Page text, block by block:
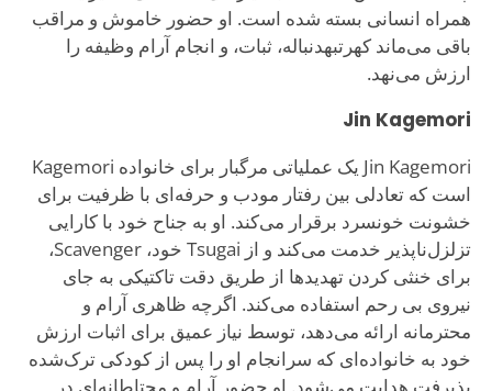
همراه انسانی بسته شده است. او حضور خاموش و مراقب
باقی می‌ماند کهرتبهدنباله، ثبات، و انجام آرام وظیفه را
ارزش می‌نهد.
Jin Kagemori
Jin Kagemori یک عملیاتی مرگبار برای خانواده Kagemori
است که تعادلی بین رفتار مودب و حرفه‌ای با ظرفیت برای
خشونت خونسرد برقرار می‌کند. او به جناح خود با کارایی
تزلزل‌ناپذیر خدمت می‌کند و از Tsugai خود، Scavenger،
برای خنثی کردن تهدیدها از طریق دقت تاکتیکی به جای
نیروی بی رحم استفاده می‌کند. اگرچه ظاهری آرام و
محترمانه ارائه می‌دهد، توسط نیاز عمیق برای اثبات ارزش
خود به خانواده‌ای که سرانجام او را پس از کودکی ترک‌شده
پذیرفت هدایت می‌شود. او حضور آرام و محتاطانه‌ای در